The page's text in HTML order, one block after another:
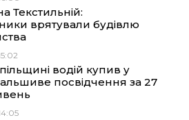
r
a
m
A
Текстильній:
врятували будівлю
водій купив у
посвідчення за 27